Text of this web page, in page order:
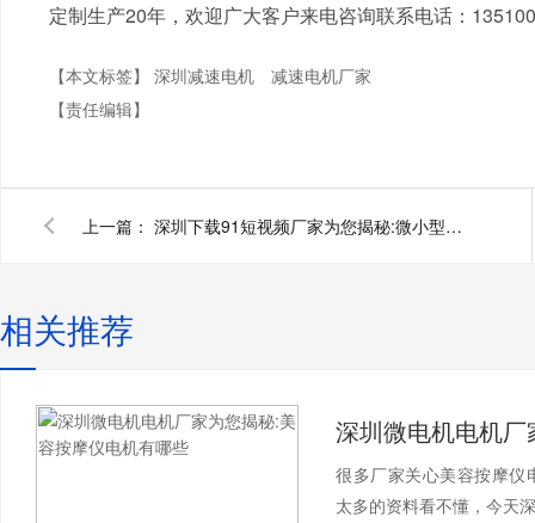
定制生产20年，欢迎广大客户来电咨询联系电话：
【本文标签】 深圳减速电机
减速电机厂家
【责任编辑】
上一篇： 深圳下载91短视频厂家为您揭秘:微小型减速电机市场分析
相关推荐
很多厂家关心美容按摩仪
太多的资料看不懂，今天